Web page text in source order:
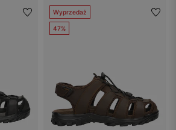
Wyprzedaż
47%